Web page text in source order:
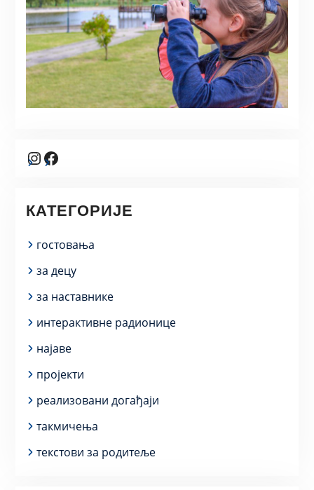
Instagram
Facebook
КАТЕГОРИЈЕ
гостовања
за децу
за наставнике
интерактивне радионице
најаве
пројекти
реализовани догађаји
такмичења
текстови за родитеље